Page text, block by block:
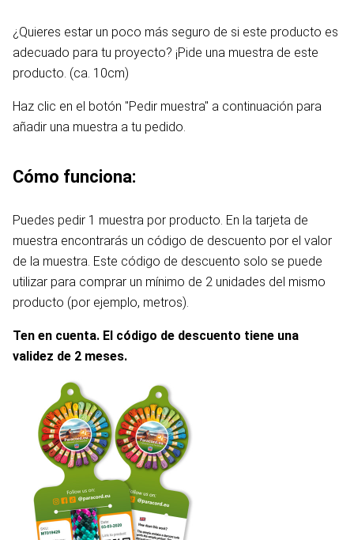
¿Quieres estar un poco más seguro de si este producto es
adecuado para tu proyecto? ¡Pide una muestra de este
producto. (ca. 10cm)
Haz clic en el botón "Pedir muestra" a continuación para
añadir una muestra a tu pedido.
Cómo funciona:
Puedes pedir 1 muestra por producto. En la tarjeta de
muestra encontrarás un código de descuento por el valor
de la muestra. Este código de descuento solo se puede
utilizar para comprar un mínimo de 2 unidades del mismo
producto (por ejemplo, metros).
Ten en cuenta. El código de descuento tiene una
validez de 2 meses.